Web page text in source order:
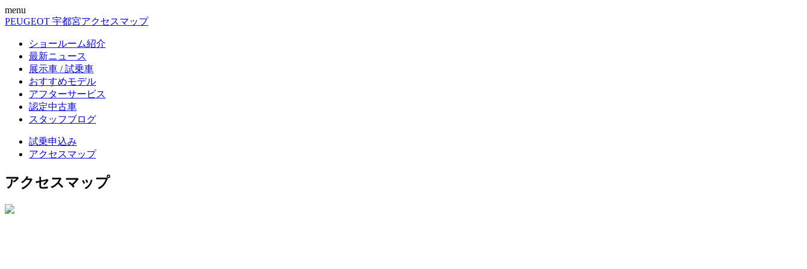
menu
PEUGEOT 宇都宮アクセスマップ
ショールーム紹介
最新ニュース
展示車 / 試乗車
おすすめモデル
アフターサービス
認定中古車
スタッフブログ
試乗申込み
アクセスマップ
アクセスマップ